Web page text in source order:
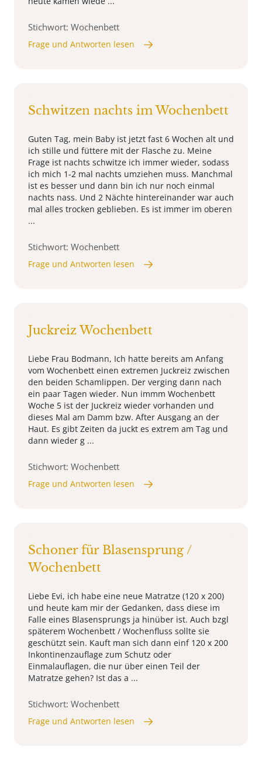
Stichwort: Wochenbett
Frage und Antworten lesen
Schwitzen nachts im Wochenbett
Guten Tag, mein Baby ist jetzt fast 6 Wochen alt und
ich stille und füttere mit der Flasche zu. Meine
Frage ist nachts schwitze ich immer wieder, sodass
ich mich 1-2 mal nachts umziehen muss. Manchmal
ist es besser und dann bin ich nur noch einmal
nachts nass. Und 2 Nächte hintereinander war auch
mal alles trocken geblieben. Es ist immer im oberen
...
Stichwort: Wochenbett
Frage und Antworten lesen
Juckreiz Wochenbett
Liebe Frau Bodmann, Ich hatte bereits am Anfang
vom Wochenbett einen extremen Juckreiz zwischen
den beiden Schamlippen. Der verging dann nach
ein paar Tagen wieder. Nun immm Wochenbett
Woche 5 ist der Juckreiz wieder vorhanden und
dieses Mal am Damm bzw. After Ausgang an der
Haut. Es gibt Zeiten da juckt es extrem am Tag und
dann wieder g ...
Stichwort: Wochenbett
Frage und Antworten lesen
Schoner für Blasensprung /
Wochenbett
Liebe Evi, ich habe eine neue Matratze (120 x 200)
und heute kam mir der Gedanken, dass diese im
Falle eines Blasensprungs ja hinüber ist. Auch bzgl
späterem Wochenbett / Wochenfluss sollte sie
geschützt sein. Kauft man sich dann einf 120 x 200
Inkontinenzauflage zum Schutz oder
Einmalauflagen, die nur über einen Teil der
Matratze gehen? Ist das a ...
Stichwort: Wochenbett
Frage und Antworten lesen